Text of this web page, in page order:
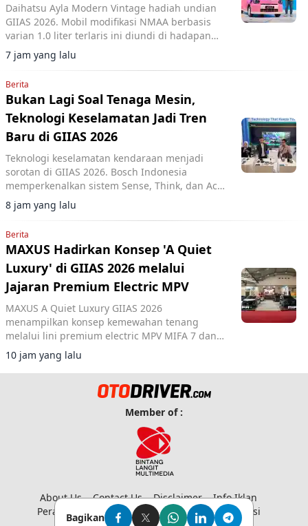
Daihatsu Ayla Modern Vintage hadiah undian
GIIAS 2026. Mobil modifikasi NMAA berbasis
varian 1.0 liter terlaris ini diundi di hadapan
pengunjung dan dimenangkan konsumen dari
Lampung.
7 jam yang lalu
Berita
Bukan Lagi Soal Tenaga Mesin,
Teknologi Keselamatan Jadi Tren
Baru di GIIAS 2026
Teknologi keselamatan kendaraan menjadi
sorotan di GIIAS 2026. Bosch Indonesia
memperkenalkan sistem Sense, Think, dan Act
yang membantu pengemudi.
8 jam yang lalu
Berita
MAXUS Hadirkan Konsep 'A Quiet
Luxury' di GIIAS 2026 melalui
Jajaran Premium Electric MPV
MAXUS A Quiet Luxury GIIAS 2026
menampilkan konsep kemewahan tenang
melalui lini premium electric MPV MIFA 7 dan
MIFA 9 di ICE BSD City.
10 jam yang lalu
Bagikan
Member of :
About Us Contact Us Disclaimer
Info Iklan
Peraturan Media Siber
Privacy Policy Redaksi